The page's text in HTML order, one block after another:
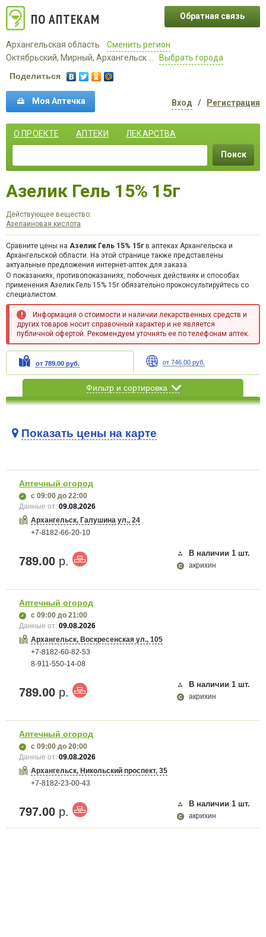
ПО АПТЕКАМ
Архангельская область
Сменить регион
Октябрьский, Мирный, Архангельск ...
Выбрать города
Обратная связь
Поделиться
Моя Аптечка Вход / Регистрация
О ПРОЕКТЕ АПТЕКИ ЛЕКАРСТВА
Поиск
Азелик Гель 15% 15г
Действующее вещество:
Азелаиновая кислота
Сравните цены на Азелик Гель 15% 15гв аптеках Архангельска и
Архангельской области. На этой странице также представлены
актуальные предложения интернет-аптек для заказа.
О показаниях, противопоказаниях, побочных действиях и способах
применения Азелик Гель 15% 15г обязательно проконсультируйтесь со
специалистом.
Информация о стоимости и наличии лекарственных средств и
других товаров носит справочный характер и не является
публичной офертой. Рекомендуем уточнять ее по телефонам аптек.
от 789.00 руб. от 746.00 руб.
Фильтр и сортировка
Карта загружается...
Показать цены на карте
Аптечный огород
с 09:00 до 22:00
Данные от:09.08.2026
Архангельск, Галушина ул., 24
+7-8182-66-20-10
789.00 р.
В наличии 1 шт.
акрихин
Аптечный огород
с 09:00 до 21:00
Данные от:09.08.2026
Архангельск, Воскресенская ул., 105
+7-8182-60-82-53
8-911-550-14-08
789.00 р.
В наличии 1 шт.
акрихин
Аптечный огород
с 09:00 до 20:00
Данные от:09.08.2026
Архангельск, Никольский проспект, 35
+7-8182-23-00-43
797.00 р.
В наличии 1 шт.
акрихин